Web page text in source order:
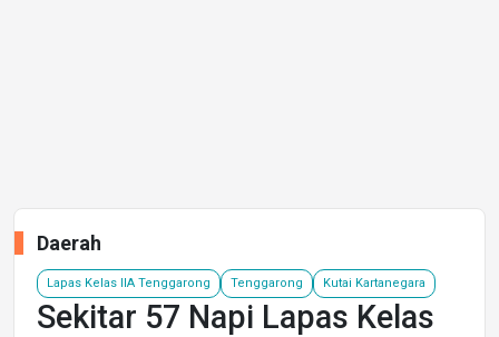
Daerah
Lapas Kelas IIA Tenggarong Tenggarong Kutai Kartanegara
Sekitar 57 Napi Lapas Kelas